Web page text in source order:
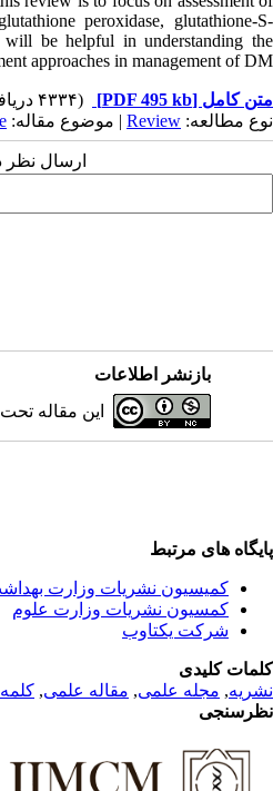
peroxidase, glutathione-S-
be helpful in understanding the
approaches in management of DM.
متن کامل [PDF 495 kb]
(۴۳۳۴ دریافت)
نوع مطالعه: Review | موضوع مقاله:
ارسال نظر
بازنشر اطلاعات
این مقاله
پایگاه های مرتبط
کمیسیون نشریات وزارت
کمسیون نشریات وزارت علوم
شرکت یکتاوب
کلمات کلیدی
نشریه, مجله علمی, مقاله علمی,
نظرسنجی